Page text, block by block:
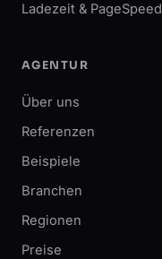
Ladezeit & PageSpeed
AGENTUR
Über uns
Referenzen
Beispiele
Branchen
Regionen
Preise